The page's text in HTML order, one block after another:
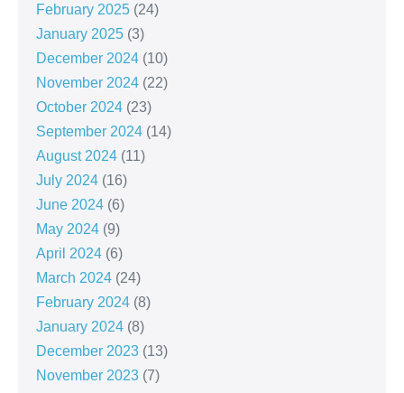
February 2025 (24)
January 2025 (3)
December 2024 (10)
November 2024 (22)
October 2024 (23)
September 2024 (14)
August 2024 (11)
July 2024 (16)
June 2024 (6)
May 2024 (9)
April 2024 (6)
March 2024 (24)
February 2024 (8)
January 2024 (8)
December 2023 (13)
November 2023 (7)